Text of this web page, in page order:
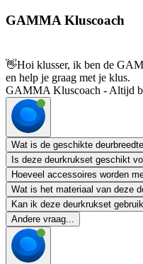
GAMMA Kluscoach
👋Hoi klusser, ik ben de
en help je graag met je klus.
GAMMA Kluscoach - Altijd
Wat is de geschikte
Is deze deurkrukset geschikt
Hoeveel accessoires worden
Wat is het materiaal van deze
Kan ik deze deurkrukset
Andere vraag...